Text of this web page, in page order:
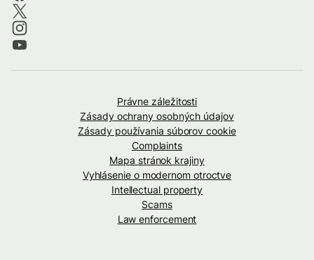
Právne záležitosti
Zásady ochrany osobných údajov
Zásady používania súborov cookie
Complaints
Mapa stránok krajiny
Vyhlásenie o modernom otroctve
Intellectual property
Scams
Law enforcement